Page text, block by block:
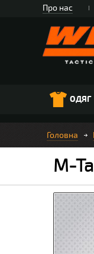
Про нас
ОДЯГ
Головна
M-